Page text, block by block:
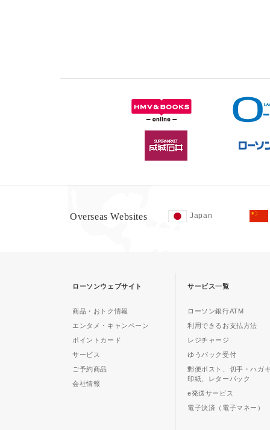
Overseas Websites Japan
ローソンウェブサイト
商品・おトク情報
エンタメ・キャンペーン
ポイントカード
サービス
ご予約商品
会社情報
サービス一覧
ローソン銀行ATM
利用できるお支払方法
レジチャージ
ゆうパック受付
郵便ポスト、切手・ハガ
印紙、レターパック
e発送サービス
電子決済（電子マネー）